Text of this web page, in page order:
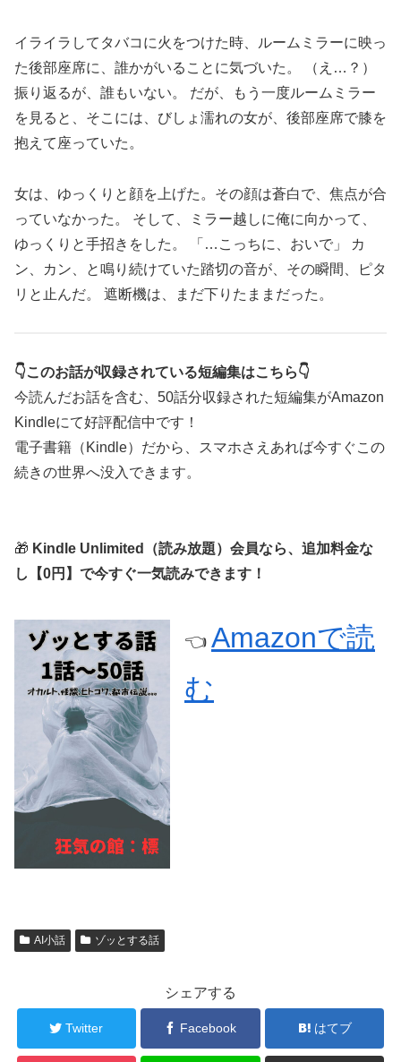
イライラしてタバコに火をつけた時、ルームミラーに映っ
た後部座席に、誰かがいることに気づいた。 （え…？）
振り返るが、誰もいない。 だが、もう一度ルームミラー
を見ると、そこには、びしょ濡れの女が、後部座席で膝を
抱えて座っていた。
女は、ゆっくりと顔を上げた。その顔は蒼白で、焦点が合
っていなかった。 そして、ミラー越しに俺に向かって、
ゆっくりと手招きをした。 「…こっちに、おいで」 カ
ン、カン、と鳴り続けていた踏切の音が、その瞬間、ピタ
リと止んだ。 遮断機は、まだ下りたままだった。
👇このお話が収録されている短編集はこちら👇
今読んだお話を含む、50話分収録された短編集がAmazon
Kindleにて好評配信中です！
電子書籍（Kindle）だから、スマホさえあれば今すぐこの
続きの世界へ没入できます。
🎁 Kindle Unlimited（読み放題）会員なら、追加料金な
し【0円】で今すぐ一気読みできます！
👈 Amazonで読
む
AI小話 ゾッとする話
シェアする
Twitter Facebook はてブ